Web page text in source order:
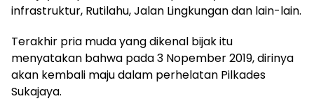
infrastruktur, Rutilahu, Jalan Lingkungan dan lain-lain.
Terakhir pria muda yang dikenal bijak itu
menyatakan bahwa pada 3 Nopember 2019, dirinya
akan kembali maju dalam perhelatan Pilkades
Sukajaya.